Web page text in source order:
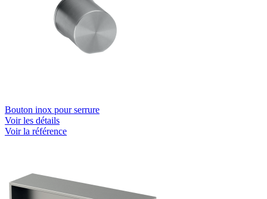
Bouton inox pour serrure
Voir les détails
Voir la référence